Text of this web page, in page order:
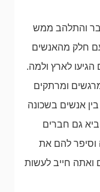
והתלהב ממש
חלק מהאנשים
לארץ ולמה.
ומרתקים
אנשים בשכונה
גם חברים
וסיפר להם את
ואתה חייב לעשות